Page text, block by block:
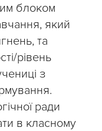
блоком
який
та
рівень
з
ради
в класному